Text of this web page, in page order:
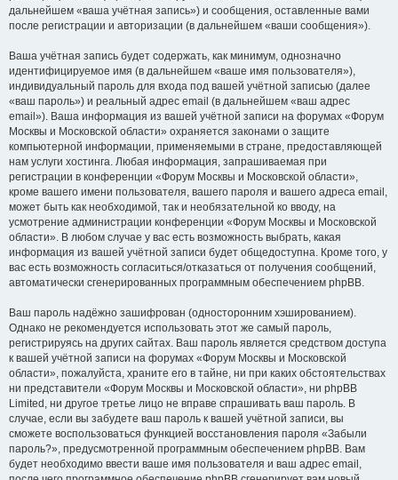
дальнейшем «ваша учётная запись») и сообщения, оставленные вами
после регистрации и авторизации (в дальнейшем «ваши сообщения»).
Ваша учётная запись будет содержать, как минимум, однозначно
идентифицируемое имя (в дальнейшем «ваше имя пользователя»),
индивидуальный пароль для входа под вашей учётной записью (далее
«ваш пароль») и реальный адрес email (в дальнейшем «ваш адрес
email»). Ваша информация из вашей учётной записи на форумах «Форум
Москвы и Московской области» охраняется законами о защите
компьютерной информации, применяемыми в стране, предоставляющей
нам услуги хостинга. Любая информация, запрашиваемая при
регистрации в конференции «Форум Москвы и Московской области»,
кроме вашего имени пользователя, вашего пароля и вашего адреса email,
может быть как необходимой, так и необязательной ко вводу, на
усмотрение администрации конференции «Форум Москвы и Московской
области». В любом случае у вас есть возможность выбрать, какая
информация из вашей учётной записи будет общедоступна. Кроме того, у
вас есть возможность согласиться/отказаться от получения сообщений,
автоматически сгенерированных программным обеспечением phpBB.
Ваш пароль надёжно зашифрован (односторонним хэшированием).
Однако не рекомендуется использовать этот же самый пароль,
регистрируясь на других сайтах. Ваш пароль является средством доступа
к вашей учётной записи на форумах «Форум Москвы и Московской
области», пожалуйста, храните его в тайне, ни при каких обстоятельствах
ни представители «Форум Москвы и Московской области», ни phpBB
Limited, ни другое третье лицо не вправе спрашивать ваш пароль. В
случае, если вы забудете ваш пароль к вашей учётной записи, вы
сможете воспользоваться функцией восстановления пароля «Забыли
пароль?», предусмотренной программным обеспечением phpBB. Вам
будет необходимо ввести ваше имя пользователя и ваш адрес email,